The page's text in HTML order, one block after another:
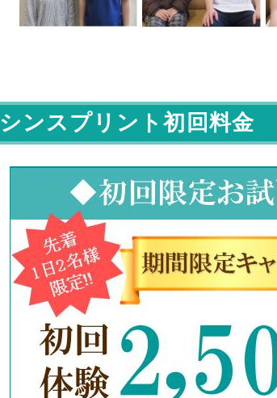
シンスプリント初回料金